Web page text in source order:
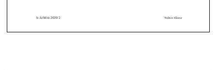
 